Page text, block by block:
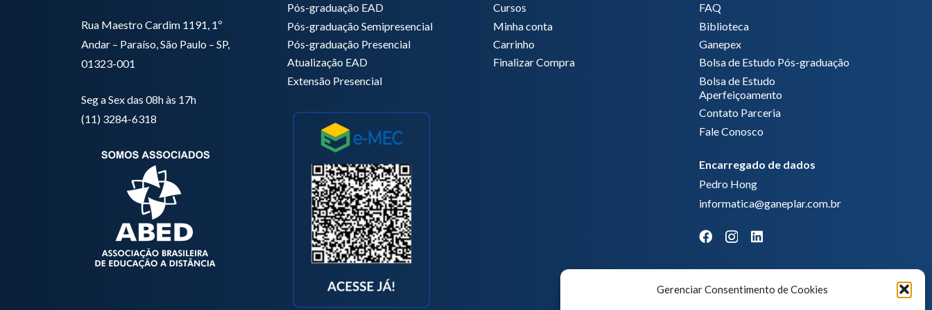
Gerenciar Consentimento de Cookies
Rua Maestro Cardim 1191, 1º
Andar – Paraíso, São Paulo – SP,
01323-001
Seg a Sex das 08h às 17h
(11) 3284-6318
Pós-graduação EAD
Pós-graduação Semipresencial
Pós-graduação Presencial
Atualização EAD
Extensão Presencial
Cursos
Minha conta
Carrinho
Finalizar Compra
FAQ
Biblioteca
Ganepex
Bolsa de Estudo Pós-graduação
Bolsa de Estudo
Aperfeiçoamento
Contato Parceria
Fale Conosco
Encarregado de dados
Pedro Hong
informatica@ganeplar.com.br